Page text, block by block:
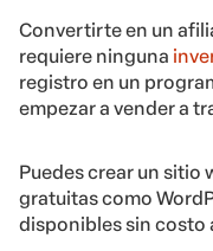
Convertirte en un
requiere ninguna
registro en un
empezar a vender a
Puedes crear un
gratuitas como
disponibles sin costo